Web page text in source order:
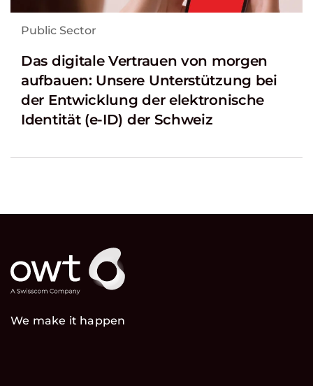
Public Sector
Das digitale Vertrauen von morgen
aufbauen: Unsere Unterstützung bei
der Entwicklung der elektronische
Identität (e-ID) der Schweiz
We make it happen